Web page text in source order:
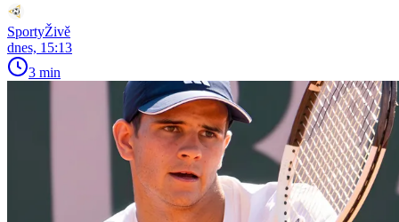
SportyŽivě
dnes, 15:13
3 min